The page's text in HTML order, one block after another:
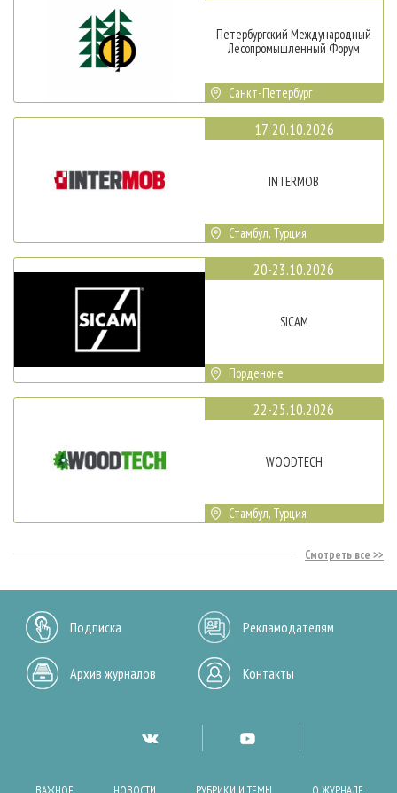
Петербургский Международный
Лесопромышленный Форум
Санкт-Петербург
17-20.10.2026
INTERMOB
Стамбул, Турция
20-23.10.2026
SICAM
Порденоне
22-25.10.2026
WOODTECH
Стамбул, Турция
Смотреть все
Подписка Рекламодателям
Архив журналов Контакты